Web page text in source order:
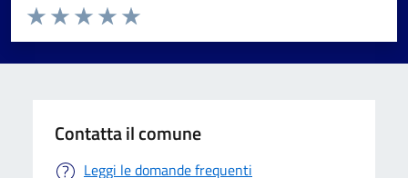
Valuta da 1 a 5 stelle la pagina
Valuta 5 stelle su 5
Valuta 4 stelle su 5
Valuta 3 stelle su 5
Valuta 2 stelle su 5
Valuta 1 stelle su 5
Contatta il comune
Leggi le domande frequenti